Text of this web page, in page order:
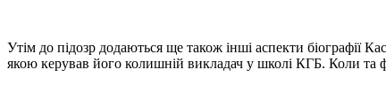
Утім до підозр додаються ще також інші аспекти біографії
якою керував його колишній викладач у школі КГБ. Коли та